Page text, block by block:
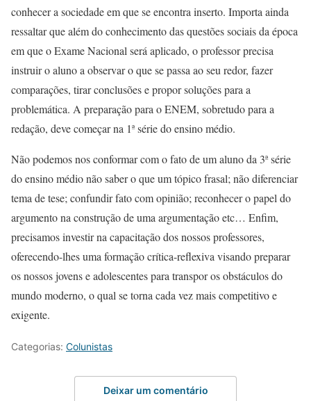
conhecer a sociedade em que se encontra inserto. Importa ainda
ressaltar que além do conhecimento das questões sociais da época
em que o Exame Nacional será aplicado, o professor precisa
instruir o aluno a observar o que se passa ao seu redor, fazer
comparações, tirar conclusões e propor soluções para a
problemática. A preparação para o ENEM, sobretudo para a
redação, deve começar na 1ª série do ensino médio.
Não podemos nos conformar com o fato de um aluno da 3ª série
do ensino médio não saber o que um tópico frasal; não diferenciar
tema de tese; confundir fato com opinião; reconhecer o papel do
argumento na construção de uma argumentação etc… Enfim,
precisamos investir na capacitação dos nossos professores,
oferecendo-lhes uma formação crítica-reflexiva visando preparar
os nossos jovens e adolescentes para transpor os obstáculos do
mundo moderno, o qual se torna cada vez mais competitivo e
exigente.
Categorias: Colunistas
Deixar um comentário